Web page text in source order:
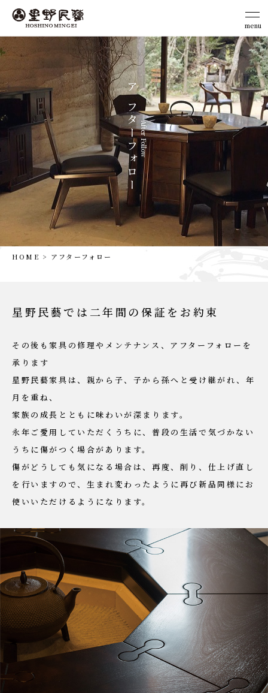
menu
close
After Follow
ア
フ
タ
ー
フ
ォ
ロ
ー
HOME アフターフォロー
星 野 民藝で は 二年 間の保証 を お約束
その後も家具の修理やメンテナンス、アフターフォローを
承ります
星野⺠藝家具は、親から⼦、⼦から孫へと受け継がれ、年
⽉を重ね、
家族の成⻑とともに味わいが深まります。
永年ご愛⽤していただくうちに、普段の⽣活で気づかない
うちに傷がつく場合があります。
傷がどうしても気になる場合は、再度、削り、仕上げ直し
を⾏いますので、⽣まれ変わったように再び新品同様にお
使いいただけるようになります。